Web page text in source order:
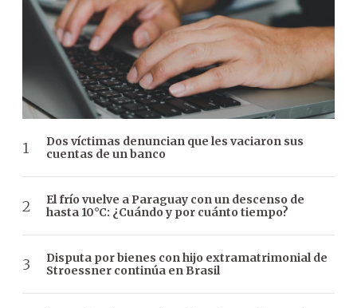
Dos víctimas denuncian que les vaciaron sus
cuentas de un banco
El frío vuelve a Paraguay con un descenso de
hasta 10°C: ¿Cuándo y por cuánto tiempo?
Disputa por bienes con hijo extramatrimonial de
Stroessner continúa en Brasil